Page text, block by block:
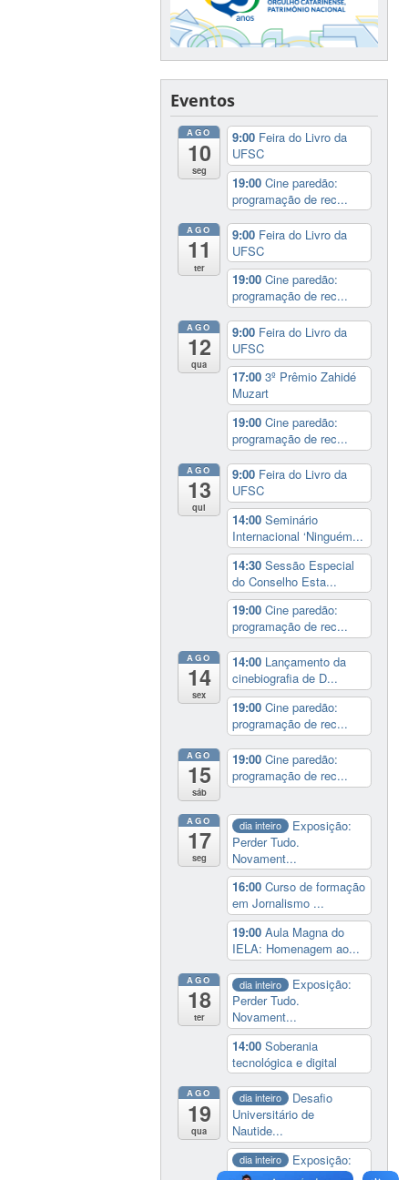
Eventos
AGO
10
seg
9:00 Feira do Livro da
UFSC
19:00Cine paredão:
programação de rec...
AGO
11
ter
9:00 Feira do Livro da
UFSC
19:00Cine paredão:
programação de rec...
AGO
12
qua
9:00 Feira do Livro da
UFSC
17:003º Prêmio Zahidé
Muzart
19:00Cine paredão:
programação de rec...
AGO
13
qui
9:00 Feira do Livro da
UFSC
14:00Seminário
Internacional ‘Ninguém...
14:30Sessão Especial
do Conselho Esta...
19:00Cine paredão:
programação de rec...
AGO
14
sex
14:00 Lançamento da
cinebiografia de D...
19:00Cine paredão:
programação de rec...
AGO
15
sáb
19:00Cine paredão:
programação de rec...
AGO
17
seg
dia inteiro
Exposição:
Perder Tudo.
Novament...
16:00Curso de formação
em Jornalismo ...
19:00Aula Magna do
IELA: Homenagem ao...
AGO
18
ter
dia inteiro
Exposição:
Perder Tudo.
Novament...
14:00Soberania
tecnológica e digital
AGO
19
qua
dia inteiro
Desafio
Universitário de
Nautide...
dia inteiro
Exposição:
Perder Tudo.